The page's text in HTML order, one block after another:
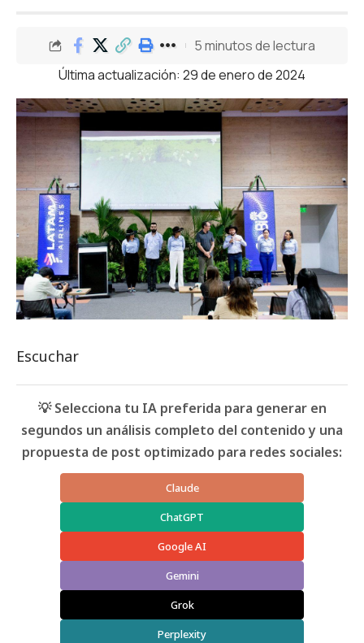
Última actualización: 29 de enero de 2024
5 minutos de lectura
Escuchar
💡 Selecciona tu IA preferida para generar en
segundos un análisis completo del contenido y una
propuesta de post optimizado para redes sociales:
Claude
ChatGPT
Google AI
Gemini
Grok
Perplexity